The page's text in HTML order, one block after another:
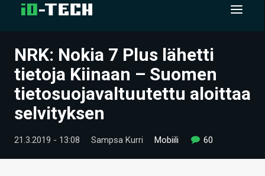
UUTISET
ARTIKKELIT
VIDEOT
TECHBBS
NRK: Nokia 7 Plus lähetti
tietoja Kiinaan – Suomen
tietosuojavaltuutettu aloittaa
selvityksen
21.3.2019 - 13:08 Sampsa Kurri Mobiili 60